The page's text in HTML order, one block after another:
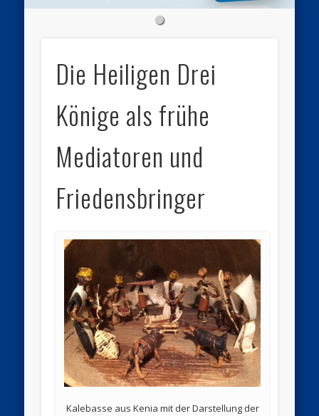
Die Heiligen Drei
Könige als frühe
Mediatoren und
Friedensbringer
Kalebasse aus Kenia mit der Darstellung der